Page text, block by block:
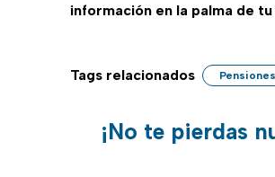
información en la palma de tu
Tags relacionados Pensiones
¡No te pierdas